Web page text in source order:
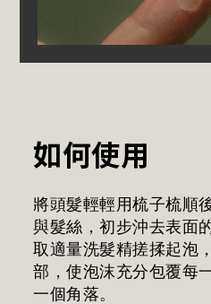
如何使用
將頭髮輕輕用梳子梳順
與髮絲，初步沖去表面
取適量洗髮精搓揉起泡
部，使泡沫充分包覆每
一個角落。